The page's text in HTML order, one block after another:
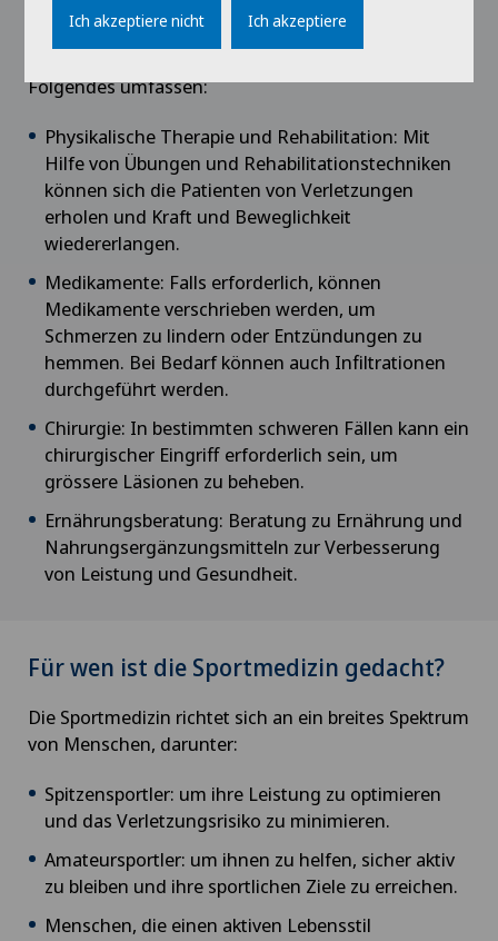
Die Behandlungen in der Sportmedizin variieren je
Folgendes umfassen:
Physikalische Therapie und Rehabilitation: Mit
Hilfe von Übungen und Rehabilitationstechniken
können sich die Patienten von Verletzungen
erholen und Kraft und Beweglichkeit
wiedererlangen.
Medikamente: Falls erforderlich, können
Medikamente verschrieben werden, um
Schmerzen zu lindern oder Entzündungen zu
hemmen. Bei Bedarf können auch Infiltrationen
durchgeführt werden.
Chirurgie: In bestimmten schweren Fällen kann ein
chirurgischer Eingriff erforderlich sein, um
grössere Läsionen zu beheben.
Ernährungsberatung: Beratung zu Ernährung und
Nahrungsergänzungsmitteln zur Verbesserung
von Leistung und Gesundheit.
Für wen ist die Sportmedizin gedacht?
Die Sportmedizin richtet sich an ein breites Spektrum
von Menschen, darunter:
Spitzensportler: um ihre Leistung zu optimieren
und das Verletzungsrisiko zu minimieren.
Amateursportler: um ihnen zu helfen, sicher aktiv
zu bleiben und ihre sportlichen Ziele zu erreichen.
Menschen, die einen aktiven Lebensstil
Ich akzeptiere nicht Ich akzeptiere